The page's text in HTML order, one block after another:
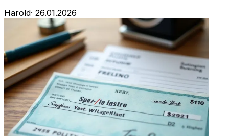
Harold· 26.01.2026